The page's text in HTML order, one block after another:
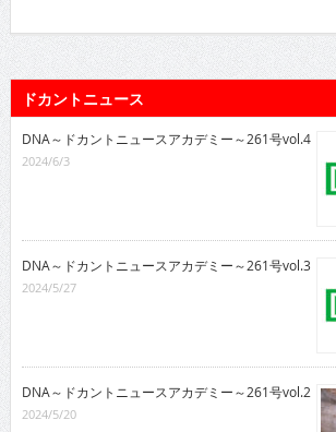
ドカントニュース
DNA～ドカントニュースアカデミー～261号vol.4
2024/6/3
DNA～ドカントニュースアカデミー～261号vol.3
2024/5/27
DNA～ドカントニュースアカデミー～261号vol.2
2024/5/20